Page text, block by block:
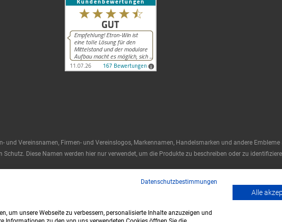
und Vereinsnamen, Firmen- und Vereinslogos, Markennamen, Handelsmarken und andere
Diese Namen werden hier nur verwendet, um die Produkte zu beschreiben oder zu
Datenschutzbestimmungen
um unsere Webseite zu verbessern, personalisierte Inhalte anzuzeigen und
Alle